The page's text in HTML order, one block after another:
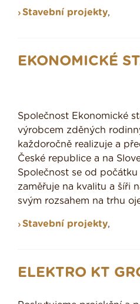
Stavební projekty,
EKONOMICKÉ
Společnost Ekonomické
výrobcem zděných
každoročně realizuje a
České republice a na
Společnost se od počátku
zaměřuje na kvalitu a šíři
svým rozsahem na trhu
Stavební projekty,
ELEKTRO KT